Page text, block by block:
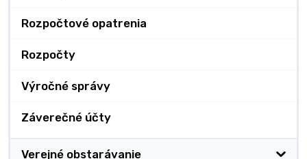
Rozpočtové opatrenia
Rozpočty
Výročné správy
Záverečné účty
Verejné obstarávanie